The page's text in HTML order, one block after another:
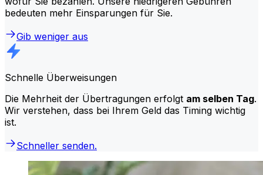
bedeuten mehr Einsparungen für Sie.
Gib weniger aus
Schnelle Überweisungen
Die Mehrheit der Übertragungen erfolgt am selben Tag.
Wir verstehen, dass bei Ihrem Geld das Timing wichtig
ist.
Schneller senden.